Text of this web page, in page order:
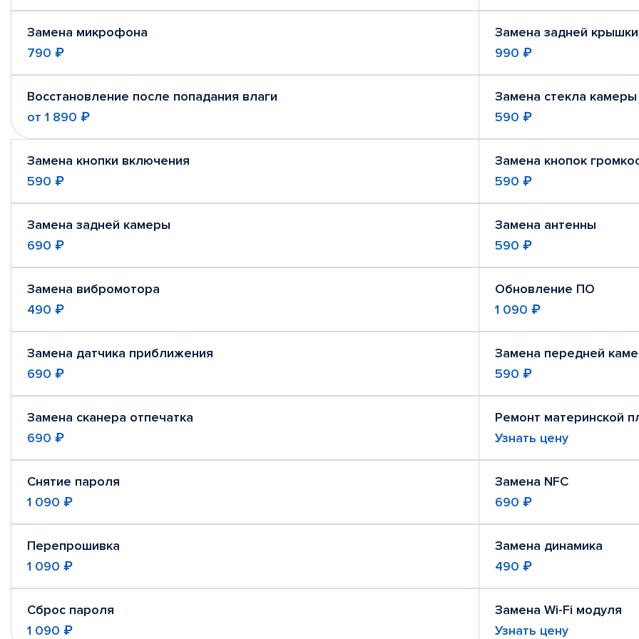
Замена микрофона
790 ₽
Замена задней крышки
990 ₽
Восстановление после попадания влаги
от 1 890 ₽
Замена стекла камеры
590 ₽
Замена кнопки включения
590 ₽
Замена кнопок
590 ₽
Замена задней камеры
690 ₽
Замена антенны
590 ₽
Замена вибромотора
490 ₽
Обновление ПО
1 090 ₽
Замена датчика приближения
690 ₽
Замена передней
590 ₽
Замена сканера отпечатка
690 ₽
Ремонт материнской
Узнать цену
Снятие пароля
1 090 ₽
Замена NFC
690 ₽
Перепрошивка
1 090 ₽
Замена динамика
490 ₽
Сброс пароля
1 090 ₽
Замена Wi-Fi модуля
Узнать цену